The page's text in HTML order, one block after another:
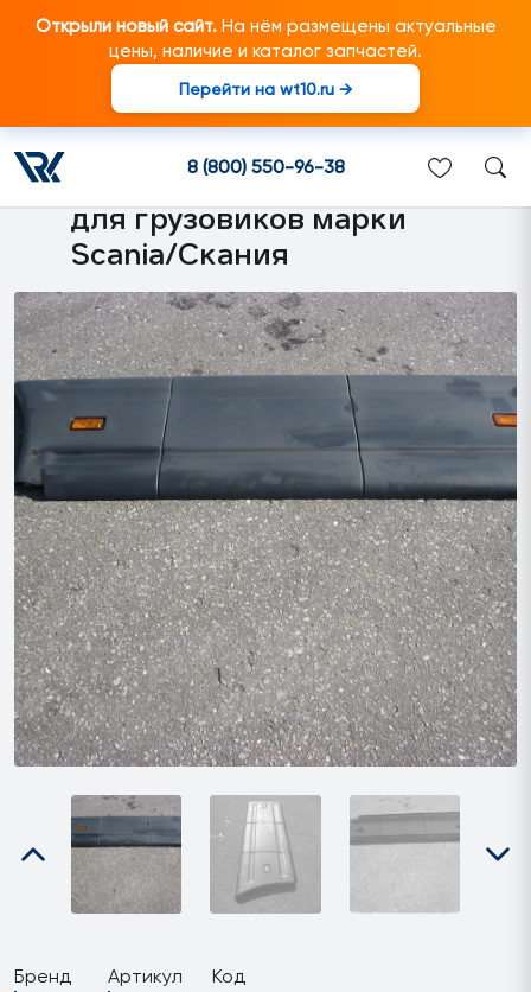
Открыли новый сайт.На нём размещены актуальные
цены, наличие и каталог запчастей.
Перейти на wt10.ru →
8 (800) 550-96-38
1362706 Защитное
ограждение правое (общая
длина 1650 mm) подходит
для грузовиков марки
Scania/Скания
Бренд
Артикул
Код